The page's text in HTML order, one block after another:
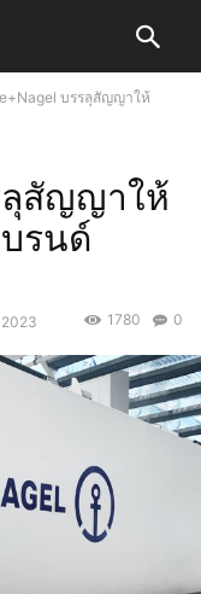
บรรลุสัญญาให้
ลุสัญญาให้
รนด์
0
1780